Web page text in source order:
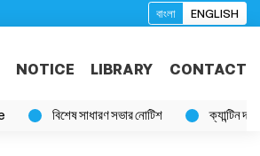
বাংলা ENGLISH
NOTICE LIBRARY CONTACT
বিশেষ সাধারণ সভার নোটিশ ক্যান্টিন দরপত্র